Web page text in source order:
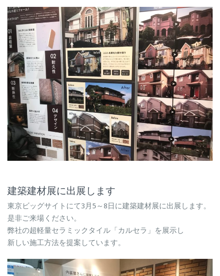
建築建材展に出展します
東京ビッグサイトにて3月5～8日に建築建材展に出展します。
是非ご来場ください。
弊社の超軽量セラミックタイル「カルセラ」を展示し
新しい施工方法を提案しています。